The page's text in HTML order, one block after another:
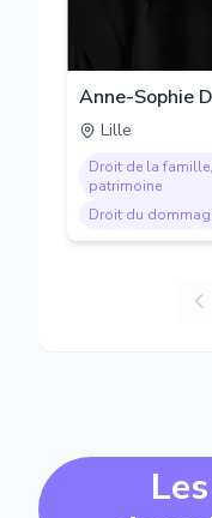
Anne-Sophie
Lille
Droit de la
patrimoine
Droit du